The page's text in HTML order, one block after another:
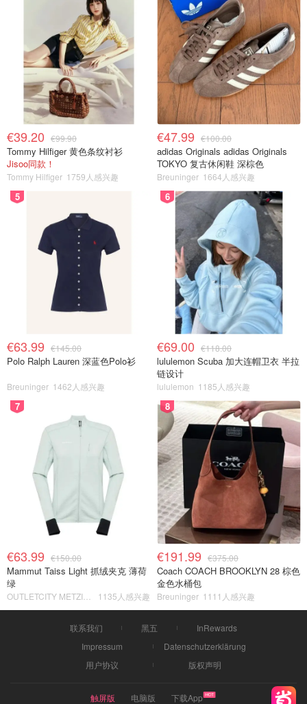
€39.20 €99.90
Tommy Hilfiger 黄色条纹衬衫
Jisoo同款！
Tommy Hilfiger 1759人感兴趣
€47.99 €100.00
adidas Originals adidas Originals
TOKYO 复古休闲鞋 深棕色
Breuninger 1664人感兴趣
5
€63.99 €145.00
Polo Ralph Lauren 深蓝色Polo衫
Breuninger 1462人感兴趣
6
€69.00 €118.00
lululemon Scuba 加大连帽卫衣 半拉
链设计
lululemon 1185人感兴趣
7
€63.99 €150.00
Mammut Taiss Light 抓绒夹克 薄荷
绿
1135人感兴趣
8
€191.99 €375.00
Coach COACH BROOKLYN 28 棕色
金色水桶包
Breuninger 1111人感兴趣
联系我们 黑五
InRewards
Impressum
Datenschutzerklärung
用户协议
版权声明
触屏版 电脑版 下载App